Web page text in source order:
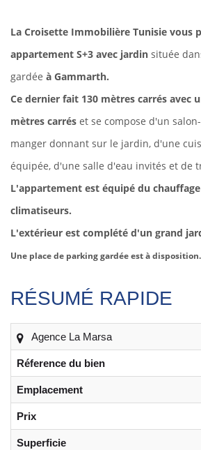
La Croisette Immobilière Tunisie vous
appartement S+3 avec jardin située
gardée à Gammarth.
Ce dernier fait 130 mètres carrés avec
mètres carrés et se compose d'un
manger donnant sur le jardin, d'une
équipée, d'une salle d'eau invités et de
L'appartement est équipé du
climatiseurs.
L'extérieur est complété d'un grand
Une place de parking gardée est à disposition.
RÉSUMÉ RAPIDE
Agence La Marsa
Réference du bien
Emplacement
Prix
Superficie